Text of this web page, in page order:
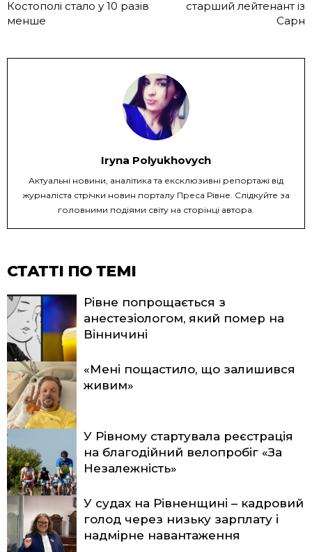
Костополі стало у 10 разів
менше
старший лейтенант із
Сарн
Iryna Polyukhovych
Актуальні новини, аналітика та ексклюзивні репортажі від
журналіста стрічки новин порталу Преса Рівне. Слідкуйте за
головними подіями світу на сторінці автора.
СТАТТІ ПО ТЕМІ
Рівне попрощається з
анестезіологом, який помер на
Вінничині
«Мені пощастило, що залишився
живим»
У Рівному стартувала реєстрація
на благодійний велопробіг «За
Незалежність»
У судах на Рівненщині – кадровий
голод через низьку зарплату і
надмірне навантаження